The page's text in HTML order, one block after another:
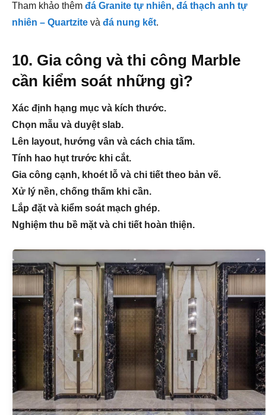
Tham khảo thêm đá Granite tự nhiên, đá thạch anh tự
nhiên – Quartzite và đá nung kết.
10. Gia công và thi công Marble
cần kiểm soát những gì?
Xác định hạng mục và kích thước.
Chọn mẫu và duyệt slab.
Lên layout, hướng vân và cách chia tấm.
Tính hao hụt trước khi cắt.
Gia công cạnh, khoét lỗ và chi tiết theo bản vẽ.
Xử lý nền, chống thấm khi cần.
Lắp đặt và kiểm soát mạch ghép.
Nghiệm thu bề mặt và chi tiết hoàn thiện.